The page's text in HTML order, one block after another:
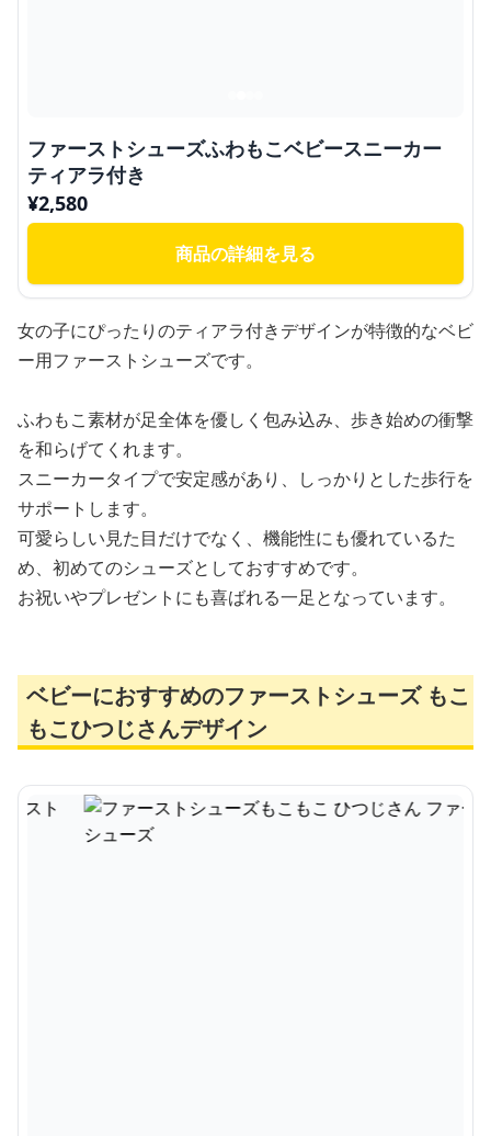
ファーストシューズふわもこベビースニーカー
ティアラ付き
¥2,580
商品の詳細を見る
女の子にぴったりのティアラ付きデザインが特徴的なベビ
ー用ファーストシューズです。
ふわもこ素材が足全体を優しく包み込み、歩き始めの衝撃
を和らげてくれます。
スニーカータイプで安定感があり、しっかりとした歩行を
サポートします。
可愛らしい見た目だけでなく、機能性にも優れているた
め、初めてのシューズとしておすすめです。
お祝いやプレゼントにも喜ばれる一足となっています。
ベビーにおすすめのファーストシューズ もこ
もこひつじさんデザイン